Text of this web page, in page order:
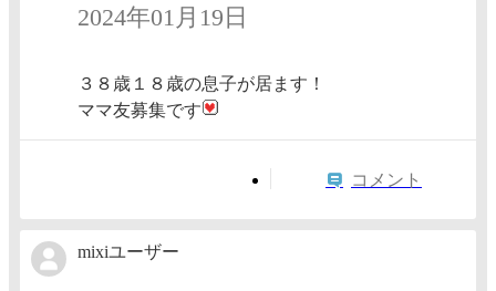
2024年01月19日
３８歳１８歳の息子が居ます！
ママ友募集です
コメント
mixiユーザー